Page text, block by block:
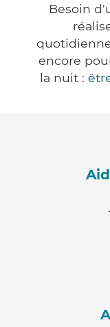
Besoin
encore
la nuit :